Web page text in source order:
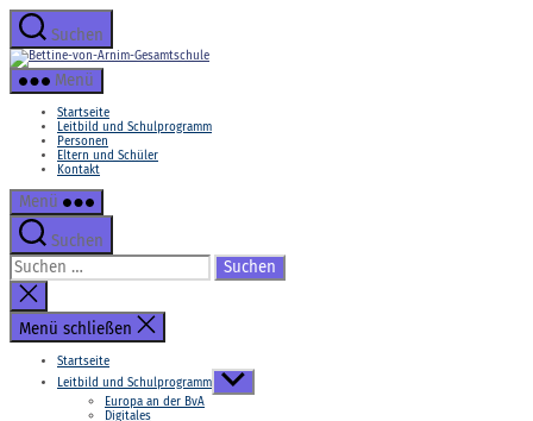
Zum
Inhalt
springenSuchen
Bettine-
Menü
Startseite
Leitbild und Schulprogramm
Personen
Eltern und Schüler
Kontakt
Menü
Suchen
Suchen
nach:
Suche
schließen
Menü schließen
Startseite
Leitbild und Schulprogramm
Untermenü
anzeigen
Europa an der BvA
Digitales